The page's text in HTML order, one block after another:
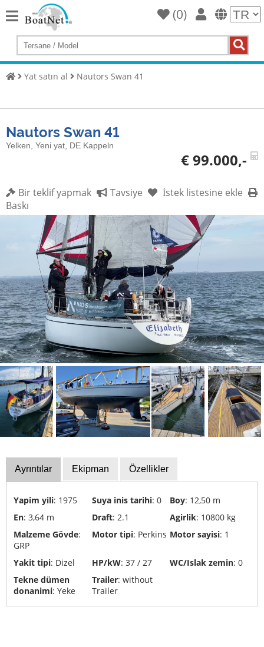
Home
Yat
al
Ticari
satıcı
satıcı
Müzayede
Yat
brokeri
Servis
Tekne
ekipmanları
Çalıntı
tekneler
Sergi
Takvim
Uzmanlar
ve
spor
okulları
Sigortaları
geri
ve
imhası
(0)
Yat satın al Nautors Swan 41
Nautors Swan 41
Yelken, Yeni yat, DE Kappeln
€ 99.000,-
Bir teklif yapmak Tavsiye
İstek listesine ekle
Baskı
Ayrıntılar Ekipman Özellikler
Yapim yili: 1975 Suya inis tarihi: 0 Boy: 12,50 m
En: 3,64 m Draft: 2.1 Agirlik: 10800 kg
Malzeme Gövde:
GRP
Motor tipi: Perkins Motor sayisi: 1
Yakit tipi: Dizel HP/kW: 37 / 27 WC/Islak zemin: 0
Tekne dümen
donanimi: Yeke
Trailer: without
Trailer